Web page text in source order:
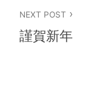
NEXT POST
謹賀新年